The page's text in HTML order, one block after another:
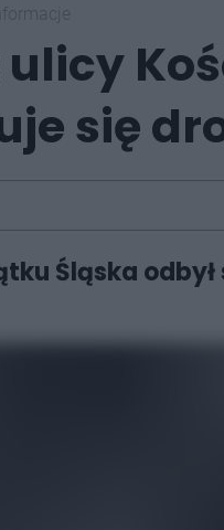
ulicy
się
Śląska